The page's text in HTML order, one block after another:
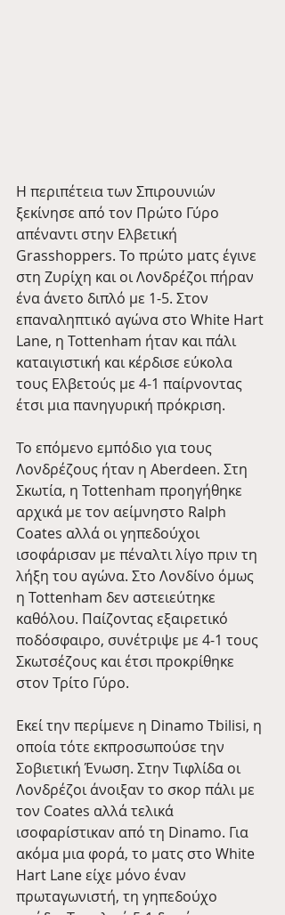
Η περιπέτεια των Σπιρουνιών
ξεκίνησε από τον Πρώτο Γύρο
απέναντι στην Ελβετική
Grasshoppers. Το πρώτο ματς έγινε
στη Ζυρίχη και οι Λονδρέζοι πήραν
ένα άνετο διπλό με 1-5. Στον
επαναληπτικό αγώνα στο White Hart
Lane, η Tottenham ήταν και πάλι
καταιγιστική και κέρδισε εύκολα
τους Ελβετούς με 4-1 παίρνοντας
έτσι μια πανηγυρική πρόκριση.
Το επόμενο εμπόδιο για τους
Λονδρέζους ήταν η Aberdeen. Στη
Σκωτία, η Tottenham προηγήθηκε
αρχικά με τον αείμνηστο Ralph
Coates αλλά οι γηπεδούχοι
ισοφάρισαν με πέναλτι λίγο πριν τη
λήξη του αγώνα. Στο Λονδίνο όμως
η Tottenham δεν αστειεύτηκε
καθόλου. Παίζοντας εξαιρετικό
ποδόσφαιρο, συνέτριψε με 4-1 τους
Σκωτσέζους και έτσι προκρίθηκε
στον Τρίτο Γύρο.
Εκεί την περίμενε η Dinamo Tbilisi, η
οποία τότε εκπροσωπούσε την
Σοβιετική Ένωση. Στην Τιφλίδα οι
Λονδρέζοι άνοιξαν το σκορ πάλι με
τον Coates αλλά τελικά
ισοφαρίστικαν από τη Dinamo. Για
ακόμα μια φορά, το ματς στο White
Hart Lane είχε μόνο έναν
πρωταγωνιστή, τη γηπεδούχο